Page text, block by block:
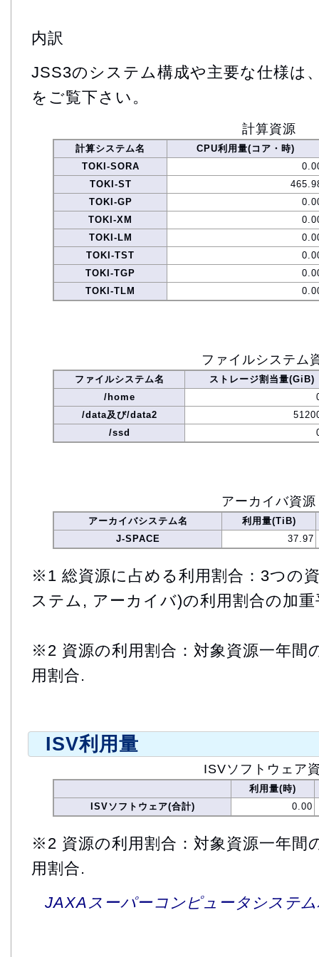
内訳
JSS3のシステム構成や主要な仕様は
をご覧下さい。
計算資源
計算システム名
CPU利用量(コア・時)
TOKI-SORA
TOKI-ST
TOKI-GP
TOKI-XM
TOKI-LM
TOKI-TST
TOKI-TGP
TOKI-TLM
ファイルシステム
ファイルシステム名
ストレージ割当量(GiB)
/home
/data及び/data2
/ssd
アーカイバ資源
アーカイバシステム名
利用量(TiB)
J-SPACE
37.97
※1 総資源に占める利用割合：3つの
ステム, アーカイバ)の利用割合の加重
※2 資源の利用割合：対象資源一年間
用割合.
ISV利用量
ISVソフトウェア
利用量(時)
ISVソフトウェア(合計)
0.00
※2 資源の利用割合：対象資源一年間
用割合.
JAXAスーパーコンピュータシステ